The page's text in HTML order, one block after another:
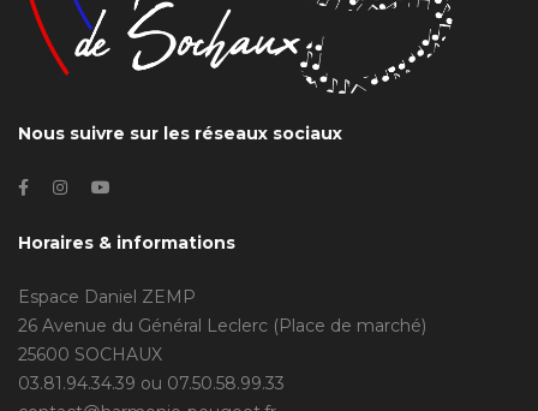
Nous suivre sur les réseaux sociaux
Horaires & informations
Espace Daniel ZEMP
26 Avenue du Général Leclerc (Place de marché)
25600 SOCHAUX
03.81.94.34.39 ou 07.50.58.99.33